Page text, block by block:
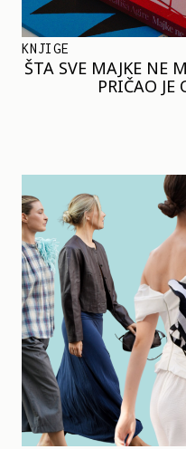
KNJIGE
ŠTA SVE MAJKE NE
PRIČAO